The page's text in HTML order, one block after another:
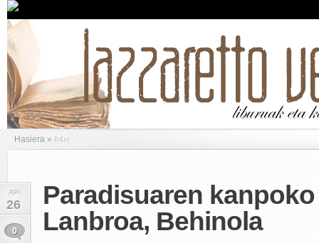
Hasiera » bAst
API
26
0
Paradisuaren
Lanbroa, Behinola